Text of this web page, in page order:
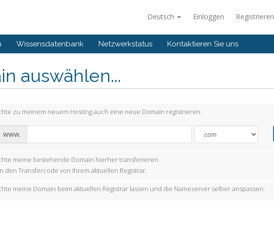
Deutsch Einloggen Registrieren
Wissensdatenbank Netzwerkstatus Kontaktieren Sie uns
auswählen...
zu meinem neuem Hosting auch eine neue Domain registrieren.
www.
meine bestehende Domain hierher transferieren.
den Transfercode von Ihrem aktuellen Registrar.
meine Domain beim aktuellen Registrar lassen und die Nameserver selber anspassen.